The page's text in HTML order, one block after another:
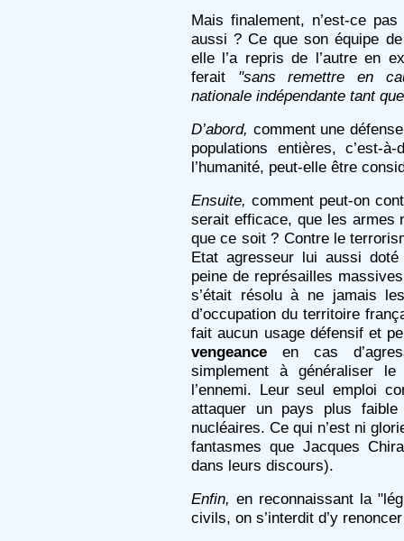
Mais finalement, n’est-ce
aussi ? Ce que son équipe
elle l’a repris de l’autre en
ferait "sans remettre en
nationale indépendante tant
D’abord, comment une
populations entières, c’est-
l’humanité, peut-elle être
Ensuite, comment peut-on
serait efficace, que les armes
que ce soit ? Contre le
Etat agresseur lui aussi
peine de représailles
s’était résolu à ne jamais
d’occupation du territoire
fait aucun usage défensif et
vengeance en cas
simplement à généraliser
l’ennemi. Leur seul emploi
attaquer un pays plus
nucléaires. Ce qui n’est ni
fantasmes que Jacques
dans leurs discours).
Enfin, en reconnaissant la
civils, on s’interdit d’y